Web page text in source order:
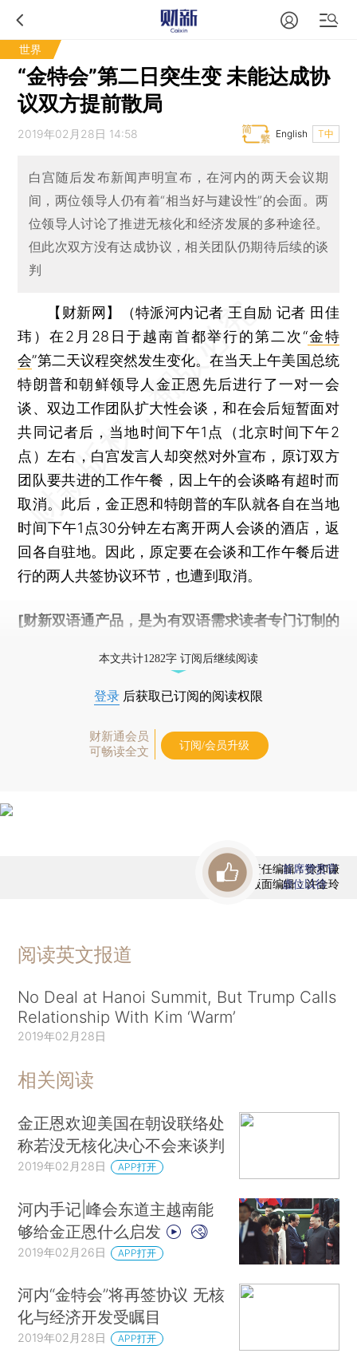
世界
“金特会”第二日突生变 未能达成协
议双方提前散局
2019年02月28日 14:58 T中
English
白宫随后发布新闻声明宣布，在河内的两天会议期
间，两位领导人仍有着“相当好与建设性”的会面。两
位领导人讨论了推进无核化和经济发展的多种途径。
但此次双方没有达成协议，相关团队仍期待后续的谈
判
【财新网】（特派河内记者 王自励 记者 田佳
玮）在2月28日于越南首都举行的第二次“金特
会”第二天议程突然发生变化。在当天上午美国总统
特朗普和朝鲜领导人金正恩先后进行了一对一会
谈、双边工作团队扩大性会谈，和在会后短暂面对
共同记者后，当地时间下午1点（北京时间下午2
点）左右，白宫发言人却突然对外宣布，原订双方
团队要共进的工作午餐，因上午的会谈略有超时而
取消。此后，金正恩和特朗普的车队就各自在当地
时间下午1点30分钟左右离开两人会谈的酒店，返
回各自驻地。因此，原定要在会谈和工作午餐后进
行的两人共签协议环节，也遭到取消。
[财新双语通产品，是为有双语需求读者专门订制的
本文共计1282字 订阅后继续阅读
登录 后获取已订阅的阅读权限
财新通会员
可畅读全文
订阅/会员升级
责任编辑：徐和谦
版面编辑：许金玲
首席赞赏官
虚位以待
阅读英文报道
No Deal at Hanoi Summit, But Trump Calls
Relationship With Kim ‘Warm’
2019年02月28日
相关阅读
金正恩欢迎美国在朝设联络处
称若没无核化决心不会来谈判
2019年02月28日 APP打开
河内手记|峰会东道主越南能
够给金正恩什么启发
2019年02月26日 APP打开
河内“金特会”将再签协议 无核
化与经济开发受瞩目
2019年02月28日 APP打开